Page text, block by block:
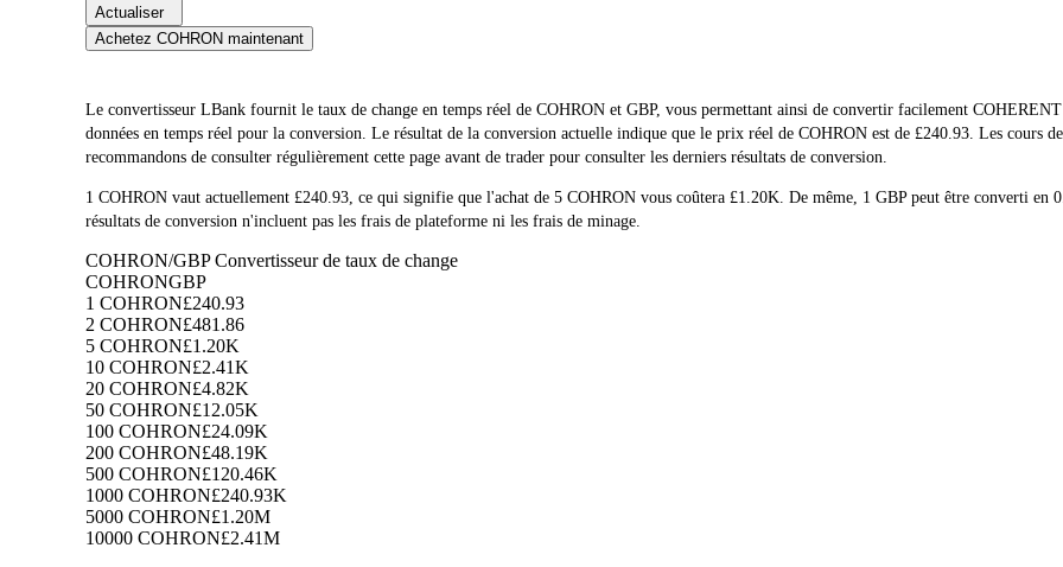
Actualiser
Achetez COHRON maintenant
Le convertisseur LBank fournit le taux de change en temps réel de COHRON et GBP, vous permettant ainsi de convertir facilement
données en temps réel pour la conversion. Le résultat de la conversion actuelle indique que le prix réel de COHRON est de £240.93. Les cours
recommandons de consulter régulièrement cette page avant de trader pour consulter les derniers résultats de conversion.
1 COHRON vaut actuellement £240.93, ce qui signifie que l'achat de 5 COHRON vous coûtera £1.20K. De même, 1 GBP peut être converti en
résultats de conversion n'incluent pas les frais de plateforme ni les frais de minage.
COHRON/GBP Convertisseur de taux de change
COHRONGBP
1 COHRON£240.93
2 COHRON£481.86
5 COHRON£1.20K
10 COHRON£2.41K
20 COHRON£4.82K
50 COHRON£12.05K
100 COHRON£24.09K
200 COHRON£48.19K
500 COHRON£120.46K
1000 COHRON£240.93K
5000 COHRON£1.20M
10000 COHRON£2.41M